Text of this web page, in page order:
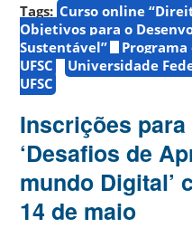
Tags: Curso online
Objetivos para o
Sustentável”
UFSC
Universidade
UFSC
Inscrições
‘Desafios de
mundo Digital’
14 de maio